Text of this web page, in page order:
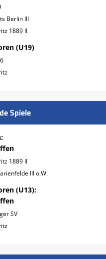
Berlin III
1889 II
(U19)
Spiele
1889 II
III o.W.
(U13):
SV